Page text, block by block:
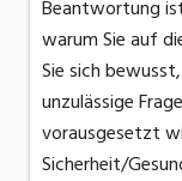
Beantwortung
warum Sie auf
Sie sich
unzulässige
vorausgesetzt
Sicherheit/